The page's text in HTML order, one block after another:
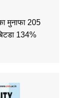
मुनाफा 205
134%